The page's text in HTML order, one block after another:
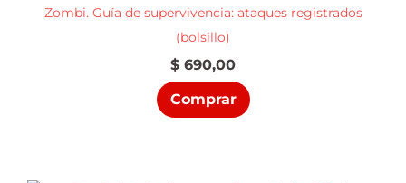
Zombi. Guía de supervivencia: ataques registrados
(bolsillo)
$ 690,00
Comprar